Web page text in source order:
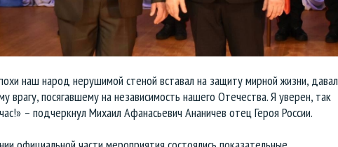
наш народ нерушимой стеной вставал на защиту мирной жизни, давал
врагу, посягавшему на независимость нашего Отечества. Я уверен, так
– подчеркнул Михаил Афанасьевич Ананичев отец Героя России.